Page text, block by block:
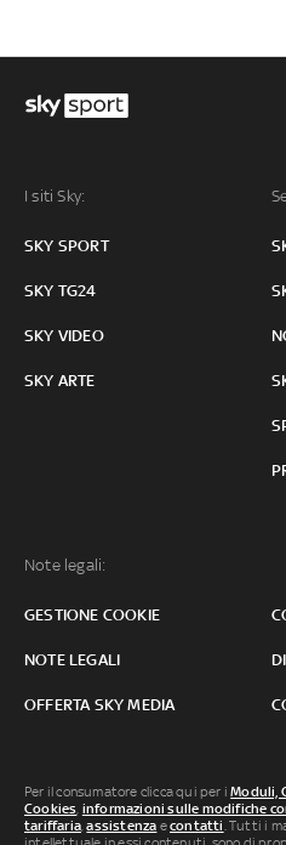
I siti Sky:
SKY SPORT
SKY TG24
SKY VIDEO
SKY ARTE
Note legali:
GESTIONE COOKIE
NOTE LEGALI
OFFERTA SKY MEDIA
Per il consumatore clicca qui per iModuli,
Cookies, informazioni sulle modifiche
tariffaria,assistenza econtatti. Tutti i